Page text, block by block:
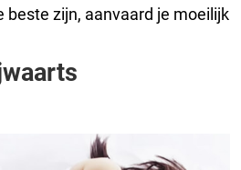
beste zijn, aanvaard je moeilijk